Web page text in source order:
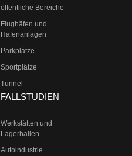
öffentliche Bereiche
Flughäfen und
Hafenanlagen
Parkplätze
Sportplätze
Tunnel
FALLSTUDIEN
Werkstätten und
Lagerhallen
Autoindustrie